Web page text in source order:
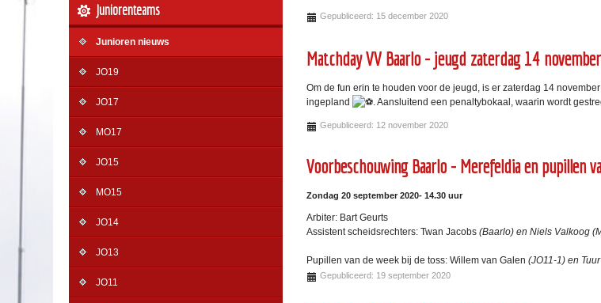
Gepubliceerd: 15 december 2020
Matchday VV Baarlo - jeugd zaterdag 14 november
Om de fun erin te houden voor de jeugd, is er zaterdag 14
ingepland
. Aansluitend een penaltybokaal, waarin wordt
Gepubliceerd: 12 november 2020
Voorbeschouwing Baarlo - Merefeldia en pupillen
Zondag 20 september 2020- 14.30 uur
Arbiter: Bart Geurts
Assistent scheidsrechters: Twan Jacobs (Baarlo) en Niels Valkoog
Pupillen van de week bij de toss: Willem van Galen (JO11-1) en
Gepubliceerd: 19 september 2020
Juniorenteams
Junioren nieuws
JO19
JO17
MO17
JO15
MO15
JO14
JO13
JO11